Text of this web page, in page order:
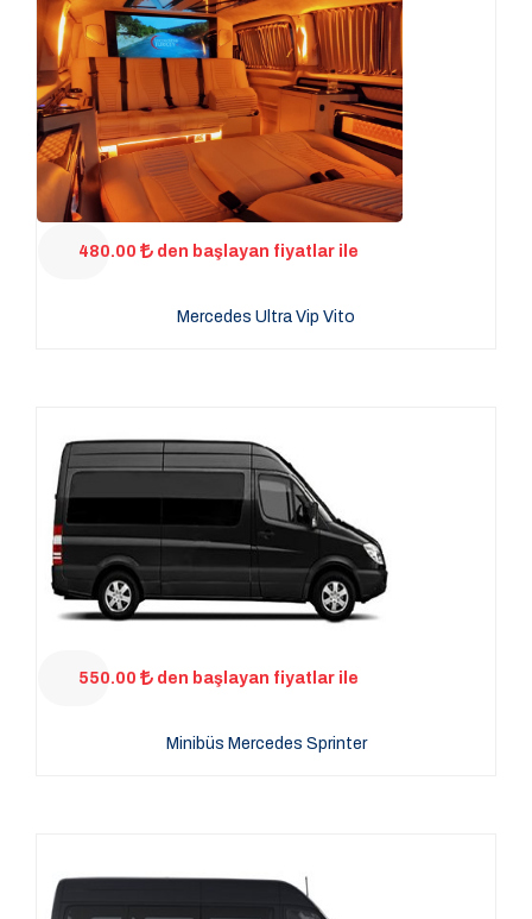
480.00 den başlayan fiyatlar ile
Mercedes Ultra Vip Vito
550.00 den başlayan fiyatlar ile
Minibüs Mercedes Sprinter